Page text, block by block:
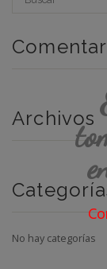
Archivos
No hay categorías